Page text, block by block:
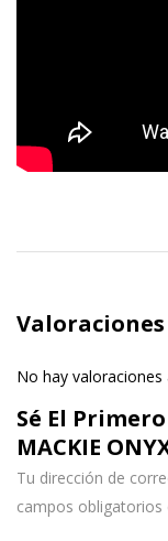
Valoraciones
No hay valoraciones
Sé El
MACKIE
Tu dirección de
campos